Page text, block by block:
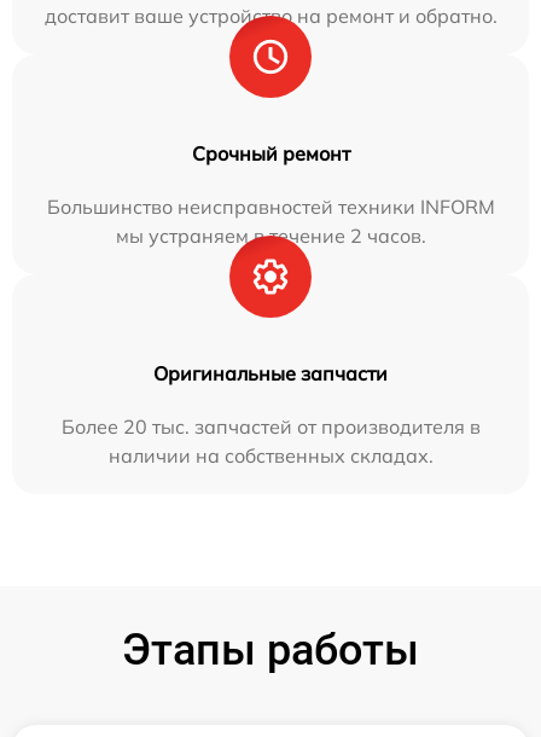
доставит ваше устройство на ремонт и обратно.
Срочный ремонт
Большинство неисправностей техники INFORM
мы устраняем в течение 2 часов.
Оригинальные запчасти
Более 20 тыс. запчастей от производителя в
наличии на собственных складах.
Этапы работы